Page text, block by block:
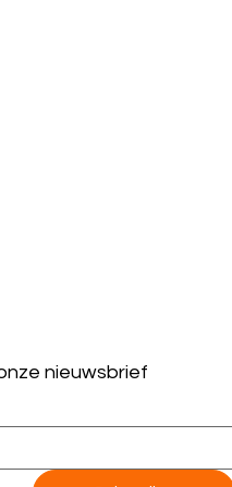
nieuwsbrief